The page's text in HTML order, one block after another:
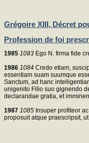
Grégoire XIII, Décret
Profession de foi
1985 1083 Ego N. firma fide
1986 1084 Credo etiam,
essentiam suam suumque
Sanctum, ad hanc
unigenito Filio suo gignendo
declarandae gratia, et
1987 1085 Insuper profiteor
proposuit atque praescripsit,